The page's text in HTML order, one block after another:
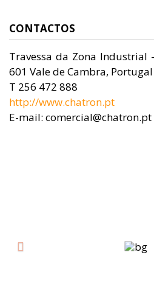
CONTACTOS
Travessa da Zona Industrial
601 Vale de Cambra, Portugal
T 256 472 888
http://www.chatron.pt
E-mail: comercial@chatron.pt